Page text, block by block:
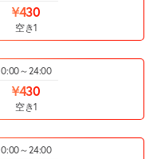
¥430
空き1
0:00～24:00
¥430
空き1
0:00～24:00